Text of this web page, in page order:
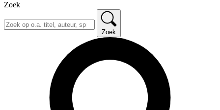
Zoek
Zoek